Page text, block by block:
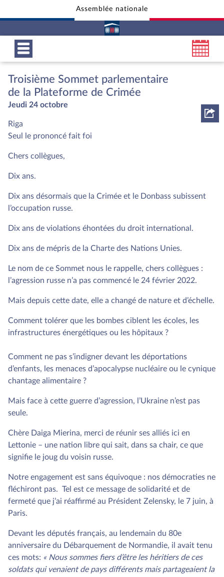
Aller en bas de la pageAssemblée nationale
Troisième Sommet parlementaire
de la Plateforme de Crimée
Jeudi 24 octobre
Riga
Seul le prononcé fait foi
Chers collègues,
Dix ans.
Dix ans désormais que la Crimée et le Donbass subissent
l’occupation russe.
Dix ans de violations éhontées du droit international.
Dix ans de mépris de la Charte des Nations Unies.
Le nom de ce Sommet nous le rappelle, chers collègues :
l’agression russe n’a pas commencé le 24 février 2022.
Mais depuis cette date, elle a changé de nature et d’échelle.
Comment tolérer que les bombes ciblent les écoles, les
infrastructures énergétiques ou les hôpitaux ?
Comment ne pas s’indigner devant les déportations
d’enfants, les menaces d’apocalypse nucléaire ou le cynique
chantage alimentaire ?
Mais face à cette guerre d’agression, l’Ukraine n’est pas
seule.
Chère Daiga Mierina, merci de réunir ses alliés ici en
Lettonie – une nation libre qui sait, dans sa chair, ce que
signifie le joug du voisin russe.
Notre engagement est sans équivoque : nos démocraties ne
fléchiront pas. Tel est ce message de solidarité et de
fermeté que j’ai réaffirmé au Président Zelensky, le 7 juin, à
Paris.
Devant les députés français, au lendemain du 80e
anniversaire du Débarquement de Normandie, il avait tenu
ces mots: « Nous sommes fiers d’être les héritiers de ces
soldats qui venaient de pays différents mais partageaient la